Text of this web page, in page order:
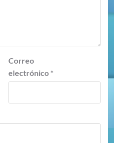
Correo
electrónico *